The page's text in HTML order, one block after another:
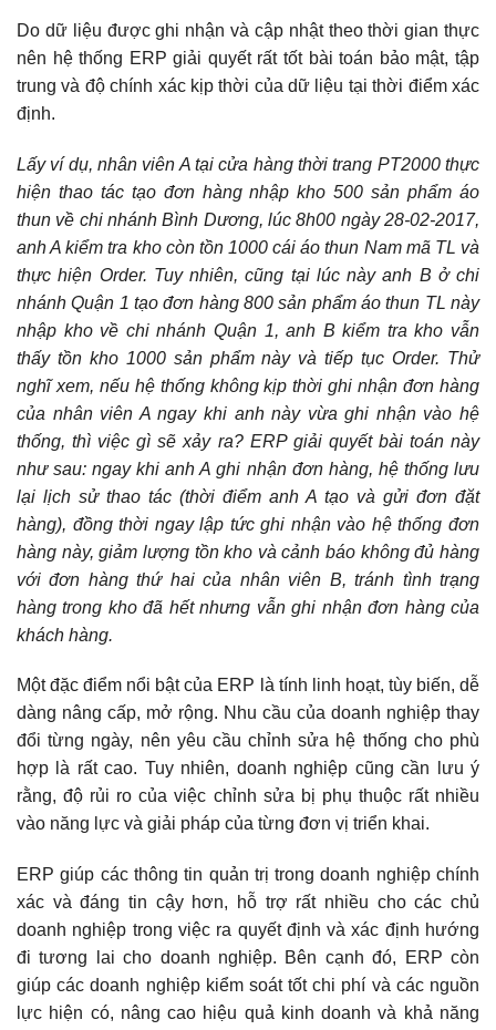
Do dữ liệu được ghi nhận và cập nhật theo thời gian thực
nên hệ thống ERP giải quyết rất tốt bài toán bảo mật, tập
trung và độ chính xác kịp thời của dữ liệu tại thời điểm xác
định.
Lấy ví dụ, nhân viên A tại cửa hàng thời trang PT2000 thực
hiện thao tác tạo đơn hàng nhập kho 500 sản phẩm áo
thun về chi nhánh Bình Dương, lúc 8h00 ngày 28-02-2017,
anh A kiểm tra kho còn tồn 1000 cái áo thun Nam mã TL và
thực hiện Order. Tuy nhiên, cũng tại lúc này anh B ở chi
nhánh Quận 1 tạo đơn hàng 800 sản phẩm áo thun TL này
nhập kho về chi nhánh Quận 1, anh B kiểm tra kho vẫn
thấy tồn kho 1000 sản phẩm này và tiếp tục Order. Thử
nghĩ xem, nếu hệ thống không kịp thời ghi nhận đơn hàng
của nhân viên A ngay khi anh này vừa ghi nhận vào hệ
thống, thì việc gì sẽ xảy ra? ERP giải quyết bài toán này
như sau: ngay khi anh A ghi nhận đơn hàng, hệ thống lưu
lại lịch sử thao tác (thời điểm anh A tạo và gửi đơn đặt
hàng), đồng thời ngay lập tức ghi nhận vào hệ thống đơn
hàng này, giảm lượng tồn kho và cảnh báo không đủ hàng
với đơn hàng thứ hai của nhân viên B, tránh tình trạng
hàng trong kho đã hết nhưng vẫn ghi nhận đơn hàng của
khách hàng.
Một đặc điểm nổi bật của ERP là tính linh hoạt, tùy biến, dễ
dàng nâng cấp, mở rộng. Nhu cầu của doanh nghiệp thay
đổi từng ngày, nên yêu cầu chỉnh sửa hệ thống cho phù
hợp là rất cao. Tuy nhiên, doanh nghiệp cũng cần lưu ý
rằng, độ rủi ro của việc chỉnh sửa bị phụ thuộc rất nhiều
vào năng lực và giải pháp của từng đơn vị triển khai.
ERP giúp các thông tin quản trị trong doanh nghiệp chính
xác và đáng tin cậy hơn, hỗ trợ rất nhiều cho các chủ
doanh nghiệp trong việc ra quyết định và xác định hướng
đi tương lai cho doanh nghiệp. Bên cạnh đó, ERP còn
giúp các doanh nghiệp kiểm soát tốt chi phí và các nguồn
lực hiện có, nâng cao hiệu quả kinh doanh và khả năng